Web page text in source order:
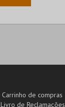
Carrinho de compras
Livro de Reclamações